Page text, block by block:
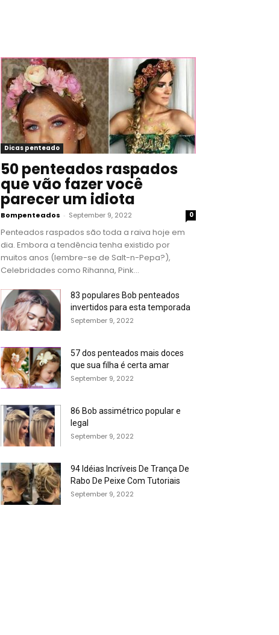
Dicas penteado
50 penteados raspados
que vão fazer você
parecer um idiota
Bompenteados - September 9, 2022 0
Penteados raspados são toda a raiva hoje em
dia. Embora a tendência tenha existido por
muitos anos (lembre-se de Salt-n-Pepa?),
Celebridades como Rihanna, Pink...
83 populares Bob penteados
invertidos para esta temporada
September 9, 2022
57 dos penteados mais doces
que sua filha é certa amar
September 9, 2022
86 Bob assimétrico popular e
legal
September 9, 2022
94 Idéias Incríveis De Trança De
Rabo De Peixe Com Tutoriais
September 9, 2022